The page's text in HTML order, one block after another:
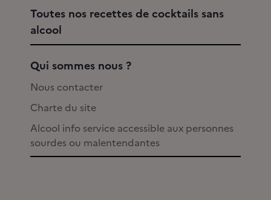
Toutes nos recettes de cocktails sans
alcool
Qui sommes nous ?
Nous contacter
Charte du site
Alcool info service accessible aux personnes
sourdes ou malentendantes